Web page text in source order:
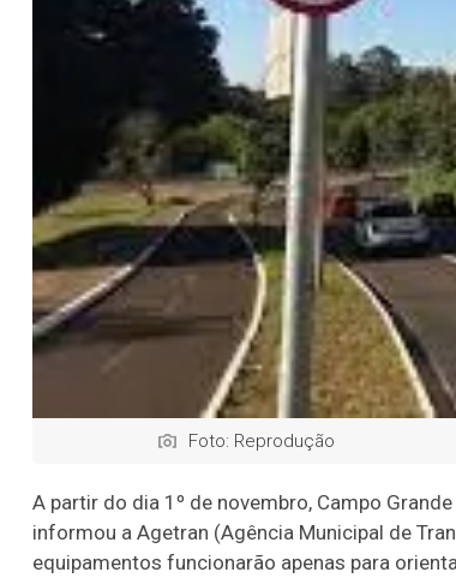
Foto: Reprodução
A partir do dia 1º de novembro, Campo
informou a Agetran (Agência Municipal de
equipamentos funcionarão apenas para